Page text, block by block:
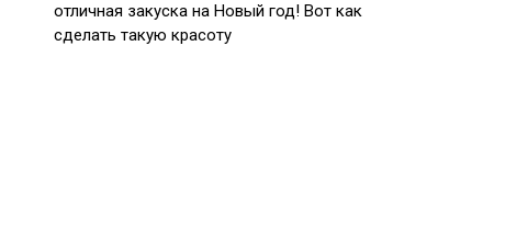
отличная закуска на Новый год! Вот как
сделать такую красоту